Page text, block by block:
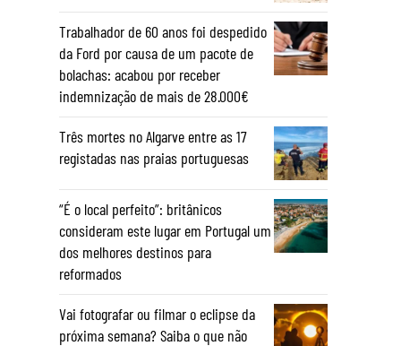
Trabalhador de 60 anos foi despedido
da Ford por causa de um pacote de
bolachas: acabou por receber
indemnização de mais de 28.000€
Três mortes no Algarve entre as 17
registadas nas praias portuguesas
“É o local perfeito”: britânicos
consideram este lugar em Portugal um
dos melhores destinos para
reformados
Vai fotografar ou filmar o eclipse da
próxima semana? Saiba o que não